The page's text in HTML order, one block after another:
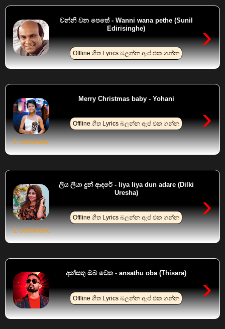
›
වන්නි වන පෙතේ - Wanni wana pethe (Sunil
Edirisinghe)
Offline ගීත Lyrics බලන්න ඇප් එක ගන්න
›
Merry Christmas baby - Yohani
Offline ගීත Lyrics බලන්න ඇප් එක ගන්න
1 comment:
›
ලිය ලියා දුන් ආදරේ - liya liya dun adare (Dilki
Uresha)
Offline ගීත Lyrics බලන්න ඇප් එක ගන්න
1 comment:
›
අන්සතු ඔබ වෙත - ansathu oba (Thisara)
Offline ගීත Lyrics බලන්න ඇප් එක ගන්න